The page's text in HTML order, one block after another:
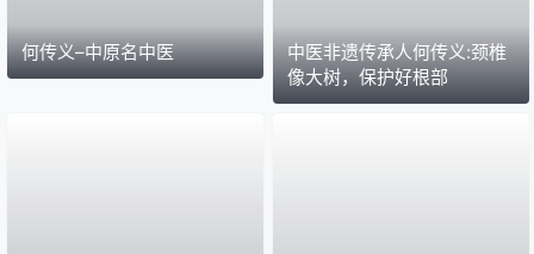
何传义–中原名中医
中医非遗传承人何传义:颈椎
像大树，保护好根部